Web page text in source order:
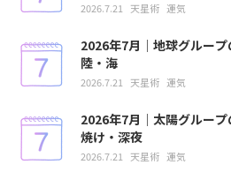
2026.7.21 天星術 運気
2026年7月｜地球グルー
陸・海
2026.7.21 天星術 運気
2026年7月｜太陽グルー
焼け・深夜
2026.7.21 天星術 運気